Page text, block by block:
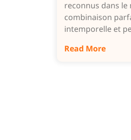
reconnus dans
combinaison
intemporelle et
Read More